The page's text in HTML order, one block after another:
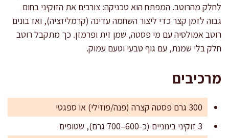
לחלק מהרוטב. המפתח הוא טכניקה: צורבים את הזוקיני בחום
גבוה לזמן קצר כדי ליצור השחמה עדינה (קרמליזציה), ואז בונים
רוטב אמולסיה עם מי פסטה, שמן זית ופרמזן. כך מתקבל רוטב
חלק בלי שמנת, עם גוף טבעי וטעם עמוק.
מרכיבים
300 גרם פסטה קצרה (פנה/פוזילי) או ספגטי
3 זוקיני בינוניים (כ-600–700 גרם), שטופים